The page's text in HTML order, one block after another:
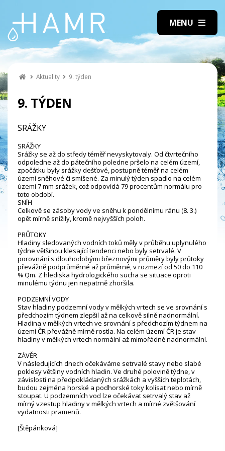
Aktuality 9. týden
9. TÝDEN
SRÁŽKY
SRÁŽKY
Srážky se až do středy téměř nevyskytovaly. Od čtvrtečního
odpoledne až do pátečního poledne pršelo na celém území,
zpočátku byly srážky dešťové, postupně téměř na celém
území sněhové či smíšené. Za minulý týden spadlo na celém
území 7 mm srážek, což odpovídá 79 procentům normálu pro
toto období.
SNÍH
Celkově se zásoby vody ve sněhu k pondělnímu ránu (8. 3.)
opět mírně snížily, kromě nejvyšších poloh.
PRŮTOKY
Hladiny sledovaných vodních toků měly v průběhu uplynulého
týdne většinou klesající tendenci nebo byly setrvalé. V
porovnání s dlouhodobými březnovými průměry byly průtoky
převážně podprůměrné až průměrné, v rozmezí od 50 do 110
% Qm. Z hlediska hydrologického sucha se situace oproti
minulému týdnu jen nepatrně zhoršila.
PODZEMNÍ VODY
Stav hladiny podzemní vody v mělkých vrtech se ve srovnání s
předchozím týdnem zlepšil až na celkově silně nadnormální.
Hladina v mělkých vrtech ve srovnání s předchozím týdnem na
území ČR převážně mírně rostla. Na celém území ČR je stav
hladiny v mělkých vrtech normální až mimořádně nadnormální.
ZÁVĚR
V následujících dnech očekáváme setrvalé stavy nebo slabé
poklesy většiny vodních hladin. Ve druhé polovině týdne, v
závislosti na předpokládaných srážkách a vyšších teplotách,
budou zejména horské a podhorské toky kolísat nebo mírně
stoupat. U podzemních vod lze očekávat setrvalý stav až
mírný vzestup hladiny v mělkých vrtech a mírné zvětšování
vydatnosti pramenů.
[Štěpánková]